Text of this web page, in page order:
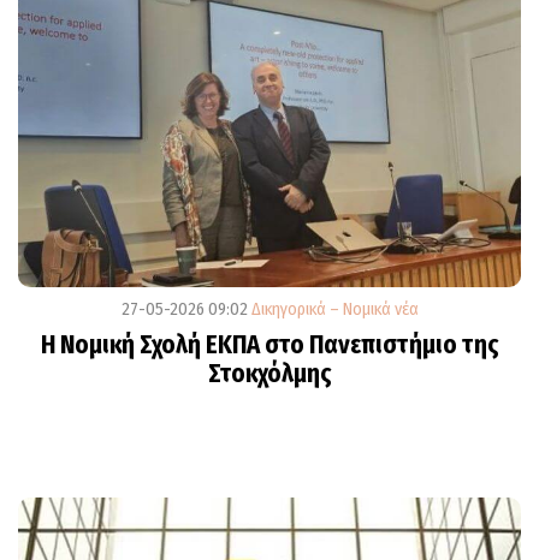
27-05-2026 09:02Δικηγορικά – Νομικά νέα
Η Νομική Σχολή ΕΚΠΑ στο Πανεπιστήμιο της
Στοκχόλμης